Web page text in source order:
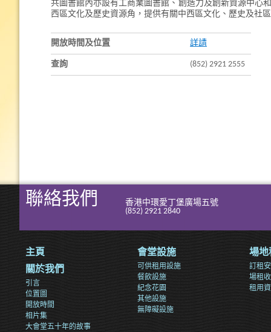
共圖書館內亦設有工商業圖書館、創造力及創新資源中心
西區文化及歷史資源角，提供有關中西區文化、歷史及社
開放時間及位置 詳請
查詢 (852) 2921 2555
聯絡我們
香港中環愛丁堡廣場五號
(852) 2921 2840
主頁
關於我們
引言
位置圖
開放時間
相片集
大會堂五十年的故事
會堂設施
可供租用設施
餐飲設施
紀念花園
其他設施
無障礙設施
場地
訂租
場租
租用